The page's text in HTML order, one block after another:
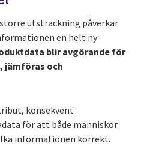
utsträckning påverkar
en helt ny
blir avgörande för
jämföras och
konsekvent
för att både människor
informationen korrekt.